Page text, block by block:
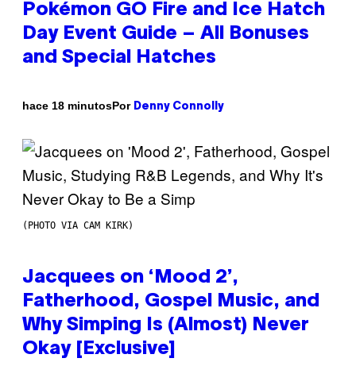
Pokémon GO Fire and Ice Hatch
Day Event Guide – All Bonuses
and Special Hatches
hace 18 minutosPor Denny Connolly
(PHOTO VIA CAM KIRK)
Jacquees on ‘Mood 2’,
Fatherhood, Gospel Music, and
Why Simping Is (Almost) Never
Okay [Exclusive]